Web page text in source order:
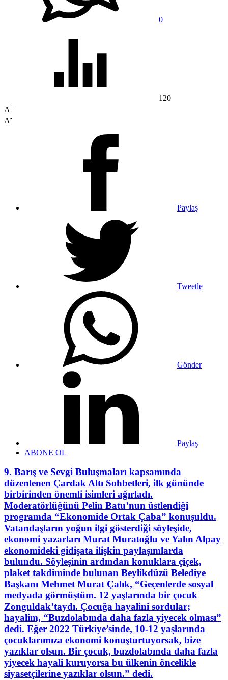
0
120
A+
A-
Paylaş
Tweetle
Gönder
Paylaş
ABONE OL
9. Barış ve Sevgi Buluşmaları kapsamında
düzenlenen Çardak Altı Sohbetleri, ilk gününde
birbirinden önemli isimleri ağırladı.
Moderatörlüğünü Pelin Batu’nun üstlendiği
programda “Ekonomide Ortak Çaba” konuşuldu.
Vatandaşların yoğun ilgi gösterdiği söyleşide,
ekonomi yazarları Murat Muratoğlu ve Yalın Alpay
ekonomideki gidişata ilişkin paylaşımlarda
bulundu. Söyleşinin ardından konuklara çiçek,
plaket takdiminde bulunan Beylikdüzü Belediye
Başkanı Mehmet Murat Çalık, “Geçenlerde sosyal
medyada görmüştüm. 12 yaşlarında bir çocuk
Zonguldak’taydı. Çocuğa hayalini sordular;
hayalim, “Buzdolabında daha fazla yiyecek olması”
dedi. Eğer 2022 Türkiye’sinde, 10-12 yaşlarında
çocuklarımıza ekonomi konuşturtuyorsak, bize
yazıklar olsun. Bir çocuk, buzdolabında daha fazla
yiyecek hayali kuruyorsa bu ülkenin öncelikle
siyasetçilerine yazıklar olsun.” dedi.